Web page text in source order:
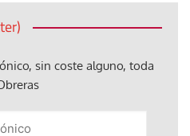
sin coste alguno, toda